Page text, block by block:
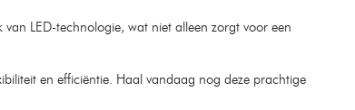
LED-technologie, wat niet alleen zorgt voor een
en efficiëntie. Haal vandaag nog deze prachtige